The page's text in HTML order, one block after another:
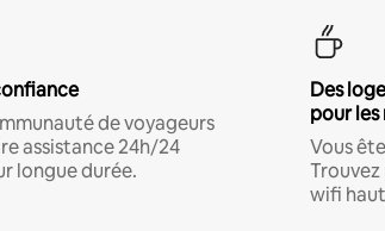
de voyageurs
assistance 24h/24
longue durée.
Des
pour les
Vous
Trouvez
wifi